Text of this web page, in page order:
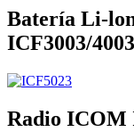
Batería Li-
ICF3003/4003
Radio ICOM